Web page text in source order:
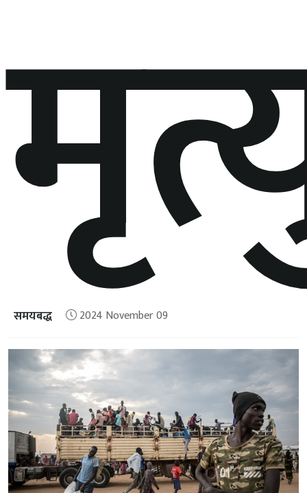
समयबद्ध 2024 November 09